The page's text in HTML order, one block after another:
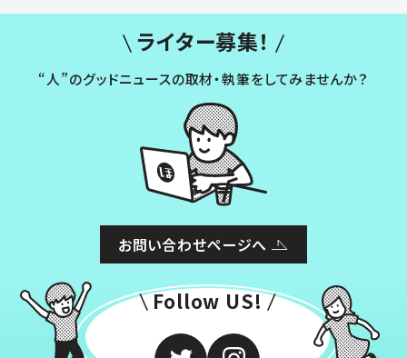
ライター募集！
“人”のグッドニュースの取材・執筆をしてみませんか？
お問い合わせページへ
Follow US!